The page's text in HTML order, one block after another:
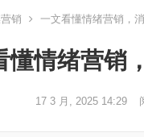
销 一文看懂情绪营销，
懂情绪营销
17 3 月, 2025 14:29